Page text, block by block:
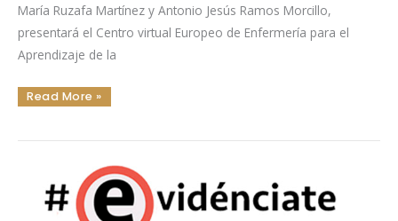
María Ruzafa Martínez y Antonio Jesús Ramos Morcillo,
presentará el Centro virtual Europeo de Enfermería para el
Aprendizaje de la
14/12
#Webinar:
Centro
Enfermería
Para
Aprendizaje
Read More »